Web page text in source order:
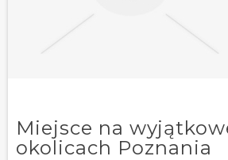
Miejsce na
okolicach Poznania